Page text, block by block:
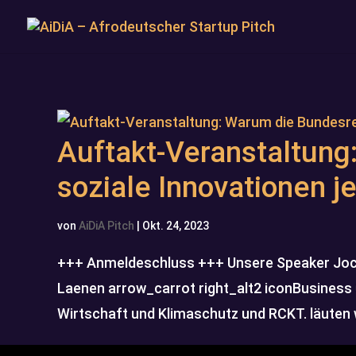
Auftakt-
soziale Innovationen
von AiDiA Pitch Okt. 24, 2023
+++ Anmeldeschluss +++ Unsere Speaker
Laenen arrow_carrot right_alt2
Wirtschaft und Klimaschutz und RCKT. läuten